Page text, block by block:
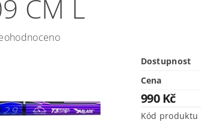
CM L
Dostupnost
Cena
990 Kč
Kód produktu